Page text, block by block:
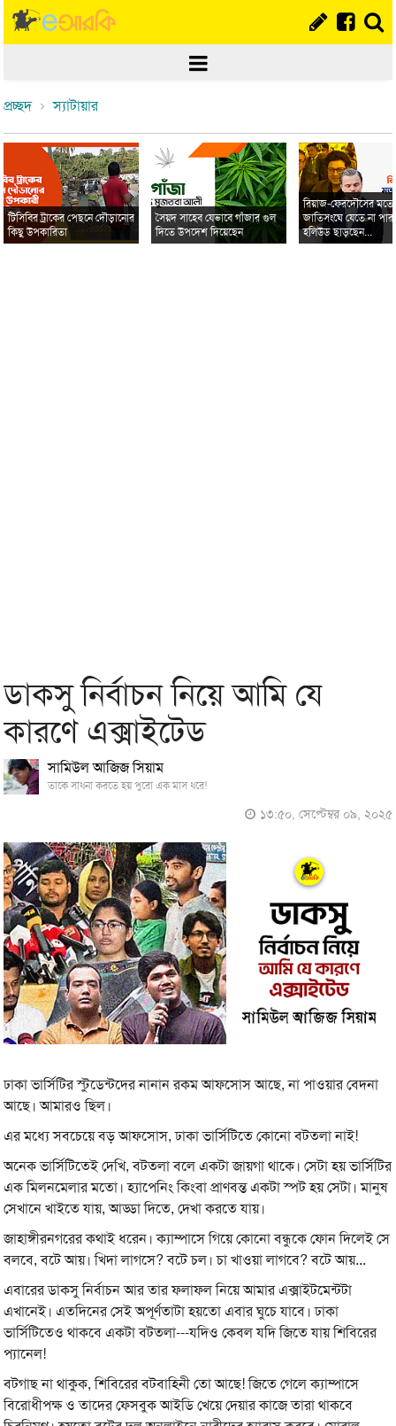
প্রচ্ছদ স্যাটায়ার
টিসিবির ট্রাকের পেছনে দৌড়ানোর
কিছু উপকারিতা
সৈয়দ সাহেব যেভাবে গাঁজার গুল
দিতে উপদেশ দিয়েছেন
রিয়াজ-ফেরদৌসের মতো
জাতিসংঘে যেতে না
হলিউড ছাড়ছেন...
ডাকসু নির্বাচন নিয়ে আমি যে
কারণে এক্সাইটেড
সামিউল আজিজ সিয়াম
তাকে সাধনা করতে হয় পুরো এক মাস ধরে!
১৩:৫০, সেপ্টেম্বর ০৯, ২০২৫
ঢাকা ভার্সিটির স্টুডেন্টদের নানান রকম আফসোস আছে, না পাওয়ার বেদনা
আছে। আমারও ছিল।
‎এর মধ্যে সবচেয়ে বড় আফসোস, ঢাকা ভার্সিটিতে কোনো বটতলা নাই!
‎অনেক ভার্সিটিতেই দেখি, বটতলা বলে একটা জায়গা থাকে। সেটা হয় ভার্সিটির
এক মিলনমেলার মতো। হ্যাপেনিং কিংবা প্রাণবন্ত একটা স্পট হয় সেটা। মানুষ
সেখানে খাইতে যায়, আড্ডা দিতে, দেখা করতে যায়।
‎জাহাঙ্গীরনগরের কথাই ধরেন। ক্যাম্পাসে গিয়ে কোনো বন্ধুকে ফোন দিলেই সে
বলবে, বটে আয়। খিদা লাগসে? বটে চল। চা খাওয়া লাগবে? বটে আয়...
‎এবারের ডাকসু নির্বাচন আর তার ফলাফল নিয়ে আমার এক্সাইটমেন্টটা
এখানেই। এতদিনের সেই অপূর্ণতাটা হয়তো এবার ঘুচে যাবে। ঢাকা
ভার্সিটিতেও থাকবে একটা বটতলা---যদিও কেবল যদি জিতে যায় শিবিরের
প্যানেল!
‎বটগাছ না থাকুক, শিবিরের বটবাহিনী তো আছে! জিতে গেলে ক্যাম্পাসে
বিরোধীপক্ষ ও তাদের ফেসবুক আইডি খেয়ে দেয়ার কাজে তারা থাকবে